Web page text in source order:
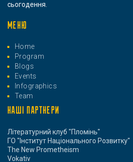
сьогодення.
МЕНЮ
Home
Program
Blogs
Events
Infographics
Team
НАШІ ПАРТНЕРИ
Літературний клуб "Пломінь"
ГО "Інститут Національного Розвитку"
The New Prometheism
Vokativ